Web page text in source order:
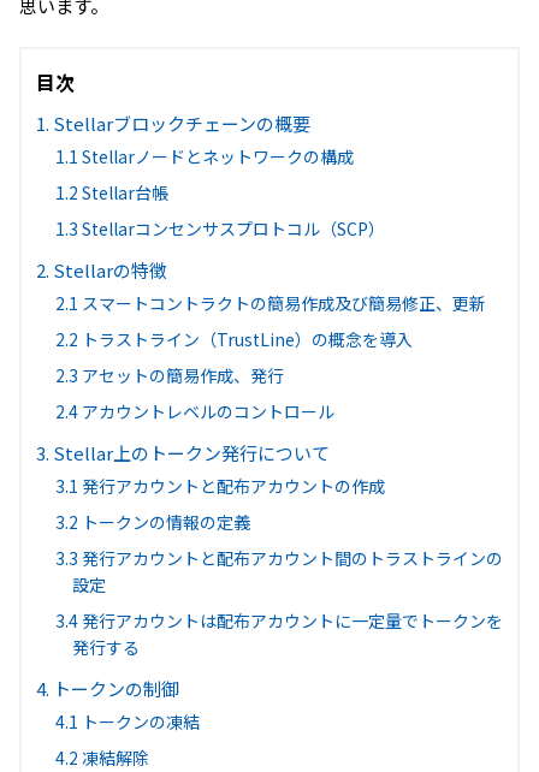
思います。
目次
1. Stellarブロックチェーンの概要
1.1 Stellarノードとネットワークの構成
1.2 Stellar台帳
1.3 Stellarコンセンサスプロトコル（SCP）
2. Stellarの特徴
2.1 スマートコントラクトの簡易作成及び簡易修正、更新
2.2 トラストライン（TrustLine）の概念を導入
2.3 アセットの簡易作成、発行
2.4 アカウントレベルのコントロール
3. Stellar上のトークン発行について
3.1 発行アカウントと配布アカウントの作成
3.2 トークンの情報の定義
3.3 発行アカウントと配布アカウント間のトラストラインの
設定
3.4 発行アカウントは配布アカウントに一定量でトークンを
発行する
4. トークンの制御
4.1 トークンの凍結
4.2 凍結解除